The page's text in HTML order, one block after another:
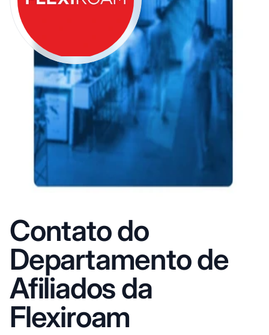
Contato do
Departamento de
Afiliados da
Flexiroam